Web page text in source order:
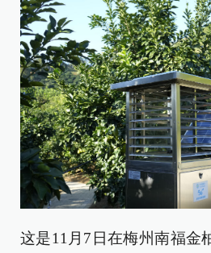
这是11月7日在梅州南福金